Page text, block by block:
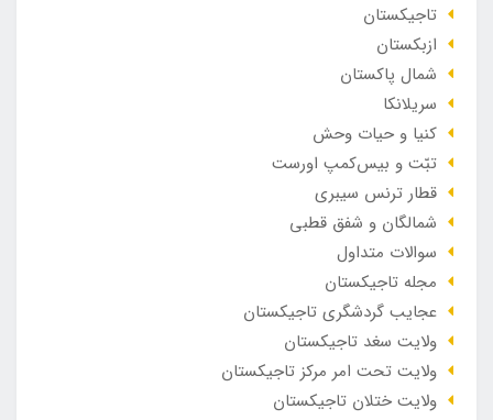
تاجیکستان
ازبکستان
شمال پاکستان
سریلانکا
کنیا و حیات وحش
تبّت و بیس‌کمپ اورست
قطار ترنس سیبری
شمالگان و شفق قطبی
سوالات متداول
مجله تاجیکستان
عجایب گردشگری تاجیکستان
ولایت سغد تاجیکستان
ولایت تحت امر مرکز تاجیکستان
ولایت ختلان تاجیکستان